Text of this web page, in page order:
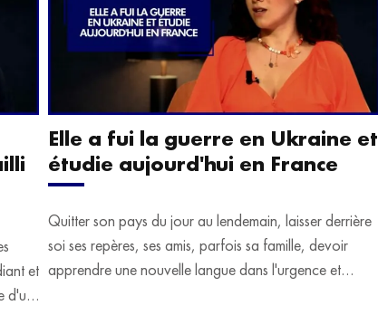
et
d'un
Elle a fui la guerre en Ukraine et
étudie aujourd'hui en France
Quitter son pays du jour au lendemain, laisser derrière
soi ses repères, ses amis, parfois sa famille, devoir
apprendre une nouvelle langue dans l'urgence et